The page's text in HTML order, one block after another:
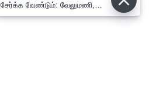
சேர்க்க வேண்டும்: வேலுமணி,
விஸ்வநாதன் மீண்டும் போர்க்கொடி